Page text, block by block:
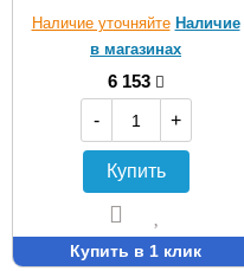
Наличие уточняйте Наличие
в магазинах
6 153
-
+
Купить
Купить в 1 клик